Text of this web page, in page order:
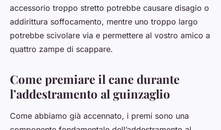
accessorio troppo stretto potrebbe causare disagio o
addirittura soffocamento, mentre uno troppo largo
potrebbe scivolare via e permettere al vostro amico a
quattro zampe di scappare.
Come premiare il cane durante
l’addestramento al guinzaglio
Come abbiamo già accennato, i premi sono una